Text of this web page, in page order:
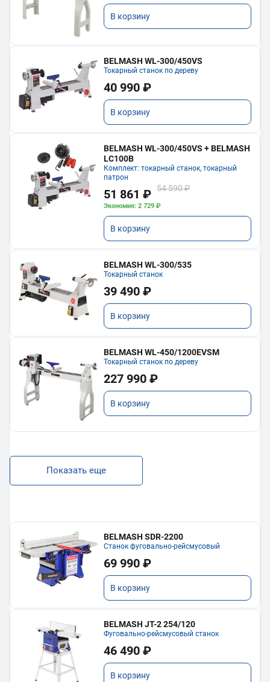
В корзину
BELMASH WL-300/450VS
Токарный станок по дереву
40 990 ₽
В корзину
BELMASH WL-300/450VS + BELMASH
LC100B
Комплект: токарный станок, токарный
патрон
51 861 ₽ 54 590 ₽
Экономия: 2 729 ₽
В корзину
BELMASH WL-300/535
Токарный станок
39 490 ₽
В корзину
BELMASH WL-450/1200EVSM
Токарный станок по дереву
227 990 ₽
В корзину
Показать еще
BELMASH SDR-2200
Станок фуговально-рейсмусовый
69 990 ₽
В корзину
BELMASH JT-2 254/120
Фуговально-рейсмусовый станок
46 490 ₽
В корзину